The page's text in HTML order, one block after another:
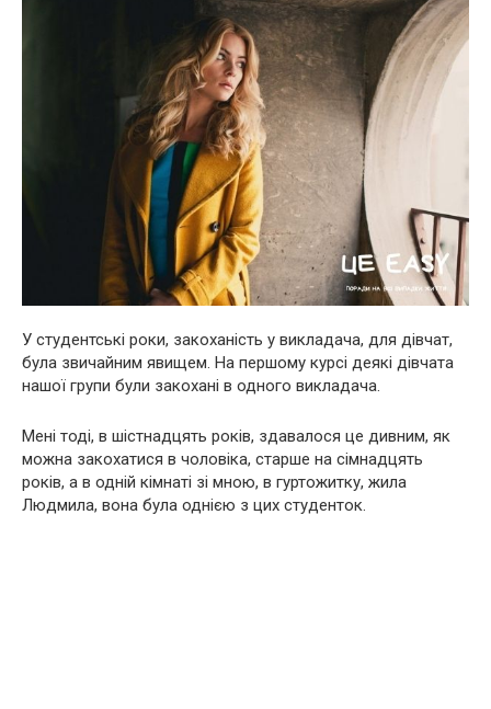
У студентські роки, закоханість у викладача, для дівчат,
була звичайним явищем. На першому курсі деякі дівчата
нашої групи були закохані в одного викладача.
Мені тоді, в шістнадцять років, здавалося це дивним, як
можна закохатися в чоловіка, старше на сімнадцять
років, а в одній кімнаті зі мною, в гуртожитку, жила
Людмила, вона була однією з цих студенток.